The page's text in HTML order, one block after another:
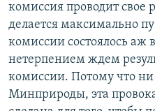
комиссия проводит свое
делается максимально
комиссии состоялось
нетерпением ждем
комиссии. Потому что
Минприроды, эта